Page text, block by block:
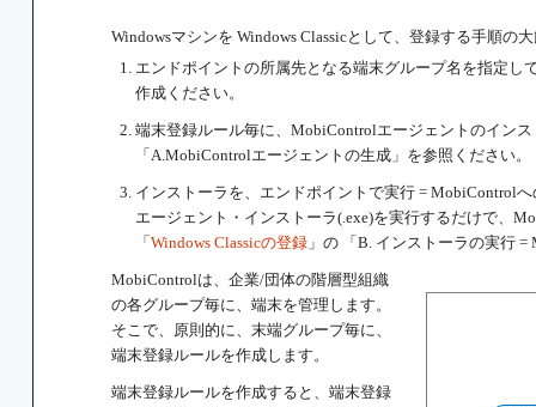
Windowsマシンを Windows Classicとして、登録する手順の
エンドポイントの所属先となる端末グループ名を指定
作成ください。
端末登録ルール毎に、MobiControlエージェントのインス
「A.MobiControlエージェントの生成」を参照ください。
インストーラを、エンドポイントで実行 = MobiControl
エージェント・インストーラ(.exe)を実行するだけで、
「 Windows Classicの登録 」の 「B. インストーラの実行
MobiControlは、企業/団体の階層型組織
の各グループ毎に、端末を管理します。
そこで、原則的に、末端グループ毎に、
端末登録ルールを作成します。
端末登録ルールを作成すると、端末登録